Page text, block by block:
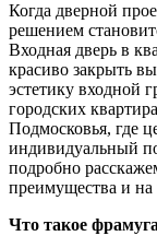
Когда дверной
решением
Входная дверь в
красиво закрыть
эстетику входной
городских
Подмосковья, где
индивидуальный
подробно
преимущества и
Что такое